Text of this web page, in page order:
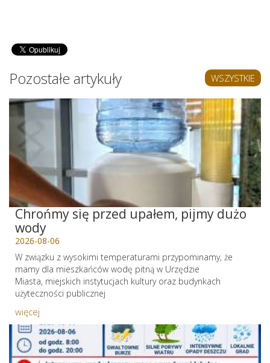
Pozostałe artykuły WSZYSTKIE
Chrońmy się przed upałem, pijmy dużo
wody
2026-08-06
W związku z wysokimi temperaturami przypominamy, że
mamy dla mieszkańców wodę pitną w Urzędzie
Miasta, miejskich instytucjach kultury oraz budynkach
użyteczności publicznej
więcej